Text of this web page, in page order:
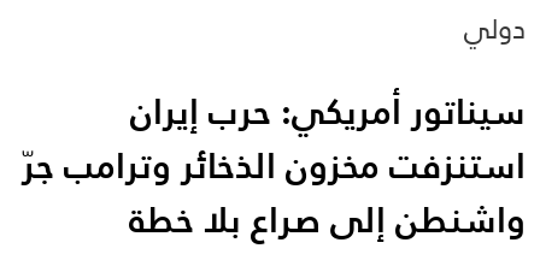
دولي
سيناتور أمريكي: حرب إيران
استنزفت مخزون الذخائر وترامب جرّ
واشنطن إلى صراع بلا خطة